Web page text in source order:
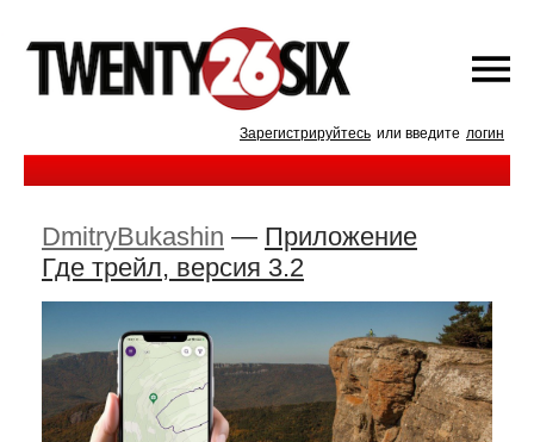
Зарегистрируйтесь или введите логин
DmitryBukashin — Приложение
Где трейл, версия 3.2